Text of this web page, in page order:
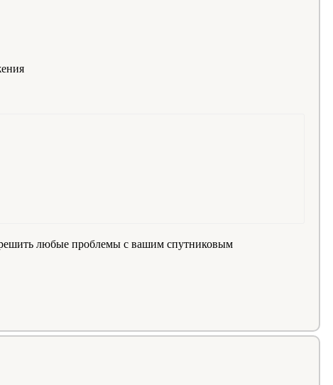
решить любые проблемы с вашим спутниковым